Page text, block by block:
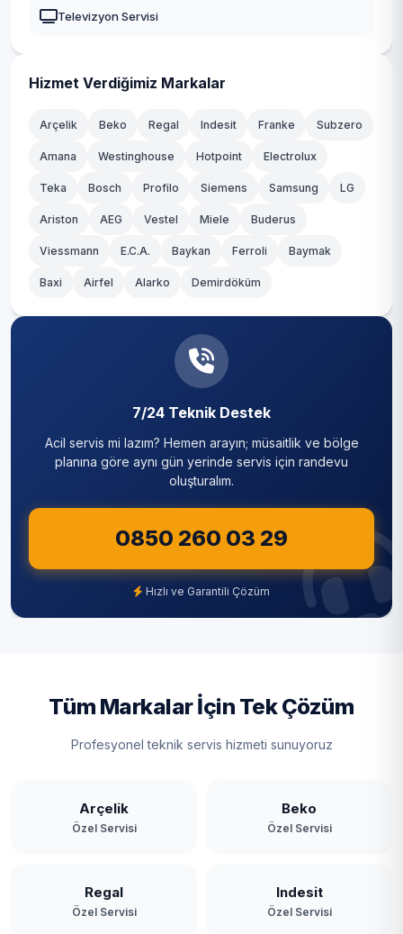
Televizyon Servisi
Hizmet Verdiğimiz Markalar
Arçelik Beko Regal Indesit Franke Subzero
Amana Westinghouse Hotpoint Electrolux
Teka Bosch Profilo Siemens Samsung LG
Ariston AEG Vestel Miele Buderus
Viessmann E.C.A. Baykan Ferroli Baymak
Baxi Airfel Alarko Demirdöküm
7/24 Teknik Destek
Acil servis mi lazım? Hemen arayın; müsaitlik ve bölge
planına göre aynı gün yerinde servis için randevu
oluşturalım.
0850 260 03 29
Hızlı ve Garantili Çözüm
Tüm Markalar İçin Tek Çözüm
Profesyonel teknik servis hizmeti sunuyoruz
Arçelik
Özel Servisi
Beko
Özel Servisi
Regal
Özel Servisi
Indesit
Özel Servisi